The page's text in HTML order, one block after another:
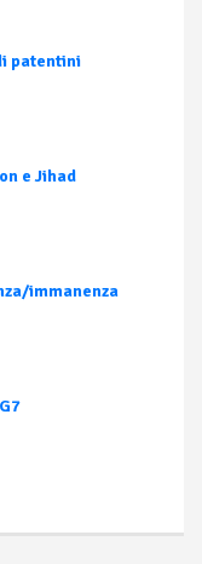
patentini
e Jihad
immanenza